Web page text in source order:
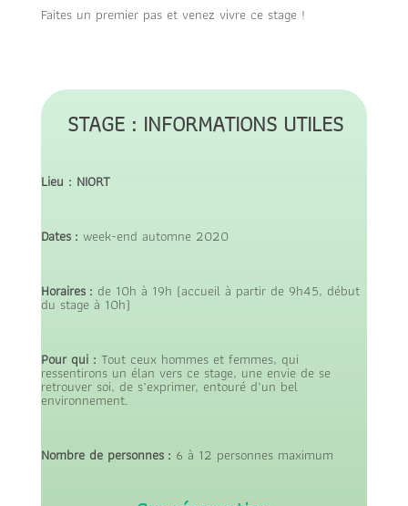
Faites un premier pas et venez vivre ce stage !
STAGE : INFORMATIONS UTILES
Lieu : NIORT
Dates : week-end automne 2020
Horaires : de 10h à 19h (accueil à partir de 9h45, début
du stage à 10h)
Pour qui : Tout ceux hommes et femmes, qui
ressentirons un élan vers ce stage, une envie de se
retrouver soi, de s’exprimer, entouré d’un bel
environnement.
Nombre de personnes : 6 à 12 personnes maximum